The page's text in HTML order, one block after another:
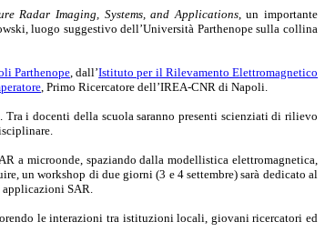
Radar Imaging, Systems, and Applications, un importante
luogo suggestivo dell’Università Parthenope sulla collina
Parthenope, dall’Istituto per il Rilevamento Elettromagnetico
, Primo Ricercatore dell’IREA-CNR di Napoli.
i docenti della scuola saranno presenti scienziati di rilievo
a microonde, spaziando dalla modellistica elettromagnetica,
un workshop di due giorni (3 e 4 settembre) sarà dedicato al
SAR.
le interazioni tra istituzioni locali, giovani ricercatori ed